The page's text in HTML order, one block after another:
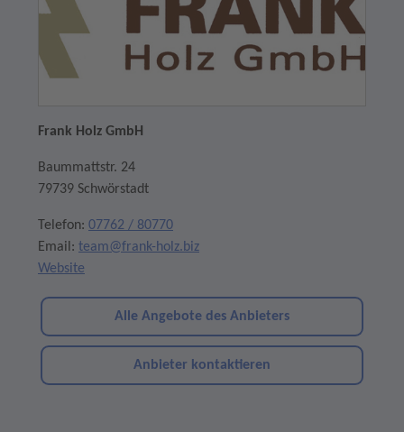
Frank Holz GmbH
Baummattstr. 24
79739 Schwörstadt
Telefon: 07762 / 80770
Email: team@frank-holz.biz
Website
Alle Angebote des Anbieters
Anbieter kontaktieren